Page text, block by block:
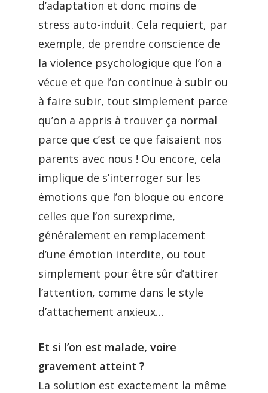
d’adaptation et donc moins de
stress auto-induit. Cela requiert, par
exemple, de prendre conscience de
la violence psychologique que l’on a
vécue et que l’on continue à subir ou
à faire subir, tout simplement parce
qu’on a appris à trouver ça normal
parce que c’est ce que faisaient nos
parents avec nous ! Ou encore, cela
implique de s’interroger sur les
émotions que l’on bloque ou encore
celles que l’on surexprime,
généralement en remplacement
d’une émotion interdite, ou tout
simplement pour être sûr d’attirer
l’attention, comme dans le style
d’attachement anxieux…
Et si l’on est malade, voire
gravement atteint ?
La solution est exactement la même